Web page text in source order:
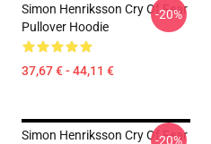
Simon Henriksson Cry Of Fear
Pullover Hoodie
37,67 € - 44,11 €
-20%
Simon Henriksson Cry Of Fear
-20%